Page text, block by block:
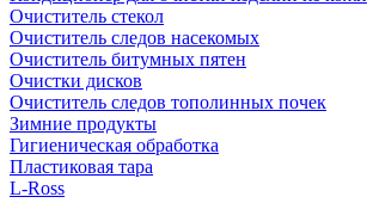
Очиститель стекол
Очиститель следов насекомых
Очиститель битумных пятен
Очистки дисков
Очиститель следов тополинных почек
Зимние продукты
Гигиеническая обработка
Пластиковая тара
L-Ross